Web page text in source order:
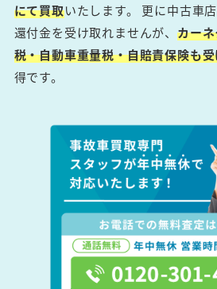
にて買取いたします。 更に中古車
還付金を受け取れませんが、カー
税・自動車重量税・自賠責保険も
得です。